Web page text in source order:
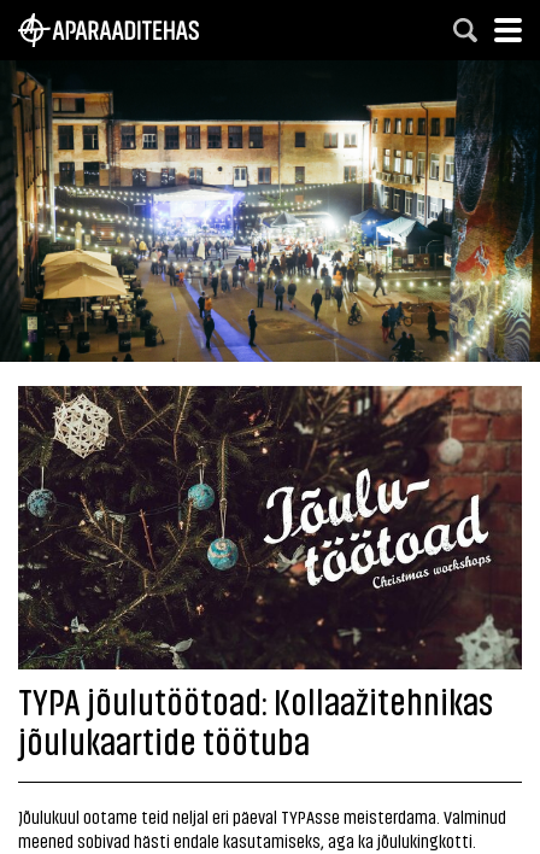
TYPA jõulutöötoad: Kollaažitehnikas
jõulukaartide töötuba
Jõulukuul ootame teid neljal eri päeval TYPAsse meisterdama. Valminud
meened sobivad hästi endale kasutamiseks, aga ka jõulukingkotti.